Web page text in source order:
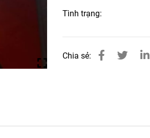
Tình trạng:
Chia sẻ: